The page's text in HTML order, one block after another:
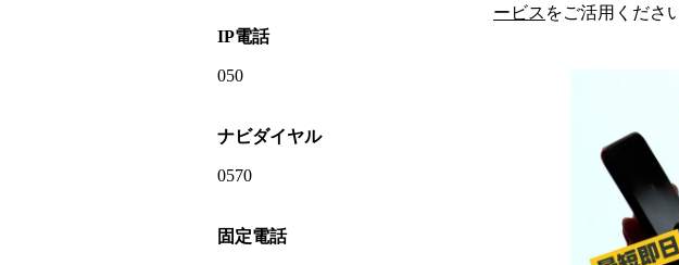
ービス をご活用くださ
IP電話
050
ナビダイヤル
0570
固定電話